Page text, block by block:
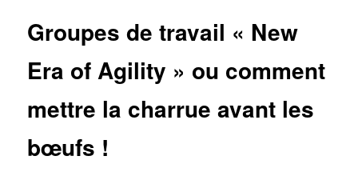
Groupes de travail « New
Era of Agility » ou comment
mettre la charrue avant les
bœufs !